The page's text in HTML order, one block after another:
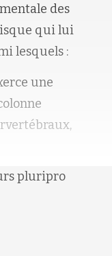
des
qui lui
lesquels :
une